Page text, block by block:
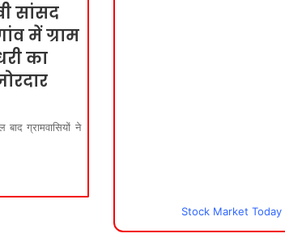
सांसद
में ग्राम
का
ग्रामवासियों ने
Stock Market Today